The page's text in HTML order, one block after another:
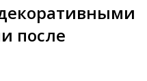
после